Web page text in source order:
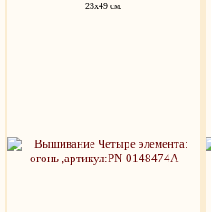
23x49 см.